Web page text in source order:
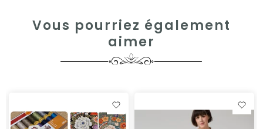
Vous pourriez également
aimer